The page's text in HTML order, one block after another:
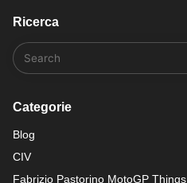
Ricerca
Categorie
Blog
CIV
Fabrizio Pastorino MotoGP Things